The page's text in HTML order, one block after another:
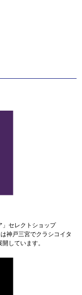
」セレクトショップ
神戸三宮でクラシコイタ
しています。